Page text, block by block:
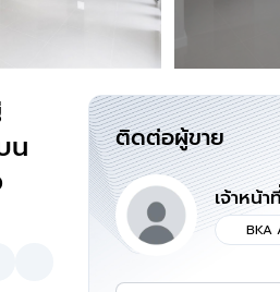
น
ติดต่อผู้ขาย
เจ้าหน้
BKA